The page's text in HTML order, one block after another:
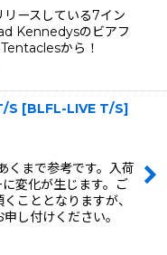
ースしている7イン
Kennedysのビアフ
から！
S [BLFL-LIVE T/S]
くまで参考です。入荷
変化が生じます。ご
こととなりますが、
し付けください。